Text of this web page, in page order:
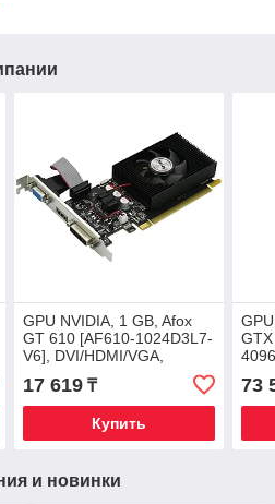
GPU NVIDIA, 1 GB, Afox
GT 610 [AF610-1024D3L7-
V6], DVI/HDMI/VGA,
DDR3/64-bit, +LP
17 619₸
Купить
73
и новинки